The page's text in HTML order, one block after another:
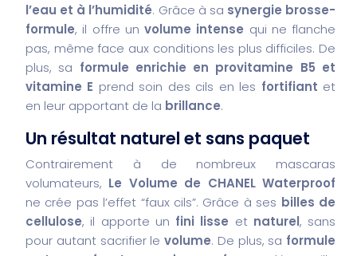
l’eau et à l’humidité. Grâce à sa synergie brosse-
formule, il offre un volume intense qui ne flanche
pas, même face aux conditions les plus difficiles. De
plus, sa formule enrichie en provitamine B5 et
vitamine E prend soin des cils en les fortifiant et
en leur apportant de la brillance.
Un résultat naturel et sans paquet
Contrairement à de nombreux mascaras
volumateurs, Le Volume de CHANEL Waterproof
ne crée pas l’effet “faux cils”. Grâce à ses billes de
cellulose, il apporte un fini lisse et naturel, sans
pour autant sacrifier le volume. De plus, sa formule